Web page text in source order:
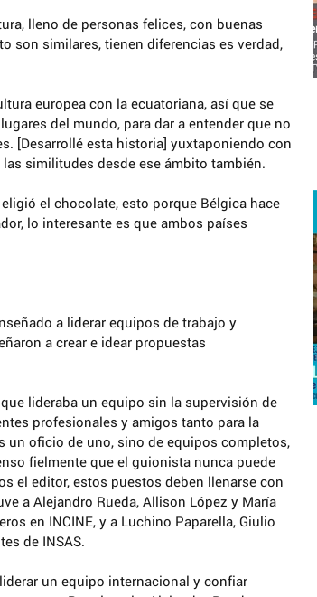
lleno de personas felices, con buenas
son similares, tienen diferencias es verdad,
europea con la ecuatoriana, así que se
del mundo, para dar a entender que no
[Desarrollé esta historia] yuxtaponiendo con
similitudes desde ese ámbito también.
el chocolate, esto porque Bélgica hace
lo interesante es que ambos países
a liderar equipos de trabajo y
a crear e idear propuestas
lideraba un equipo sin la supervisión de
profesionales y amigos tanto para la
un oficio de uno, sino de equipos completos,
fielmente que el guionista nunca puede
el editor, estos puestos deben llenarse con
a Alejandro Rueda, Allison López y María
en INCINE, y a Luchino Paparella, Giulio
de INSAS.
un equipo internacional y confiar